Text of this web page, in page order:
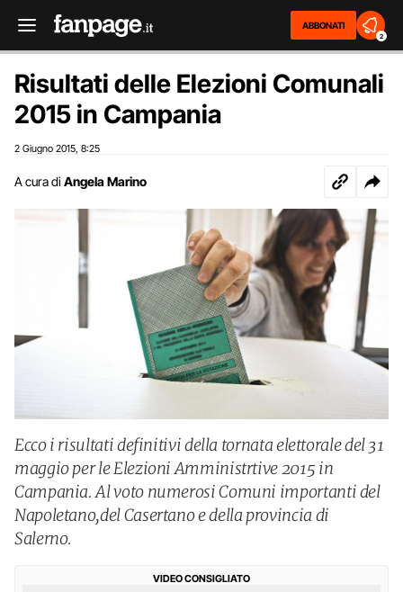
ABBONATI
2
Risultati delle Elezioni Comunali
2015 in Campania
2 Giugno 2015 8:25
A cura di Angela Marino
Ecco i risultati definitivi della tornata elettorale del 31
maggio per le Elezioni Amministrtive 2015 in
Campania. Al voto numerosi Comuni importanti del
Napoletano,del Casertano e della provincia di
Salerno.
VIDEO CONSIGLIATO